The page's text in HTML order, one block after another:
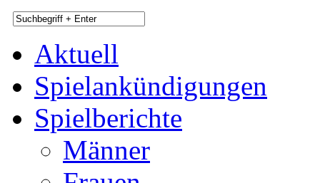
Aktuell
Spielankündigungen
Spielberichte
Männer